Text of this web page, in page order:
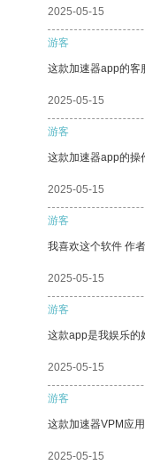
2025-05-15
游客
这款加速器app的客
2025-05-15
游客
这款加速器app的操
2025-05-15
游客
我喜欢这个软件 作
2025-05-15
游客
这款app是我娱乐的
2025-05-15
游客
这款加速器VPM应
2025-05-15